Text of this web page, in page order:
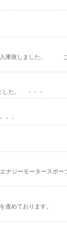
入庫致しました。 こ
た。 ・・・
・
ナジーモータースポー
作業を進めておりま